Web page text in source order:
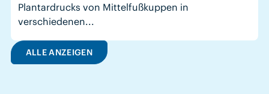
Plantardrucks von Mittelfußkuppen in
verschiedenen...
ALLE ANZEIGEN